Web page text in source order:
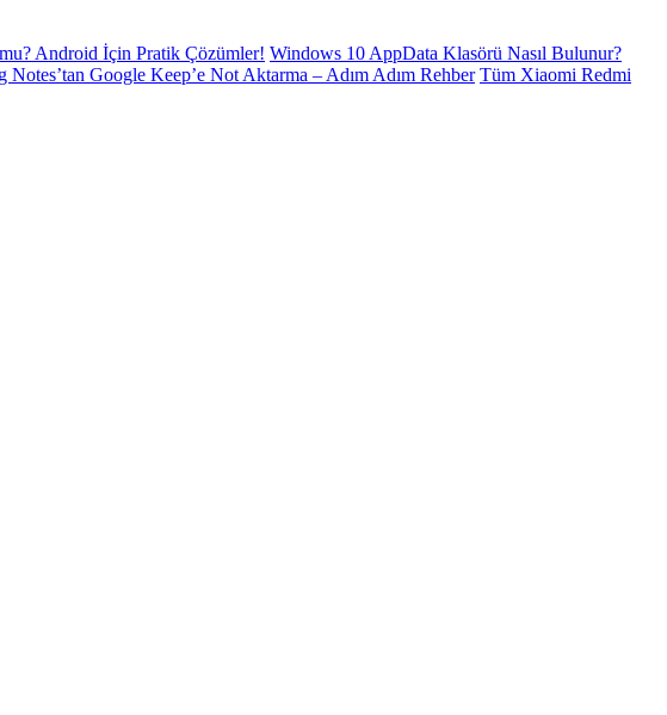
Android İçin Pratik Çözümler! Windows 10 AppData Klasörü Nasıl Bulunur?
Notes’tan Google Keep’e Not Aktarma – Adım Adım Rehber Tüm Xiaomi Redmi